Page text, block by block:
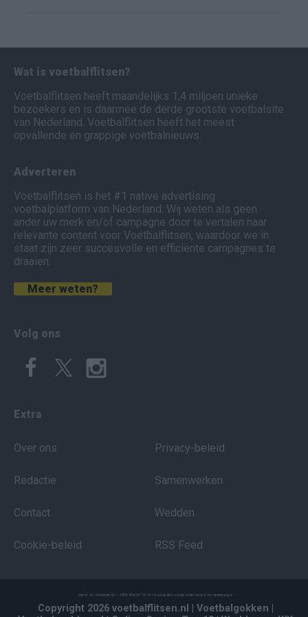
Wat is voetbalflitsen?
Voetbalflitsen heeft maandelijks 1,4 miljoen unieke
bezoekers en is daarmee de derde grootste voetbalsite
van Nederland. Voetbalflitsen heeft het meest
opvallende en grappige voetbalnieuws.
Adverteren
Voetbalflitsen is het #1 native advertising
voetbalplatform van Nederland. Wij weten als geen
ander uw merk en/of campagne door te vertalen naar
relevante content voor Voetbalflitsen, waardoor we in
staat zijn zeer succesvolle en efficiënte campagnes te
draaien.
Meer weten?
Volg ons
Extra
Over ons
Redactie
Contact
Cookie-beleid
Privacy-beleid
Samenwerken
Wedden
RSS Feed
Copyright 2026 voetbalflitsen.nl | Voetbalgokken